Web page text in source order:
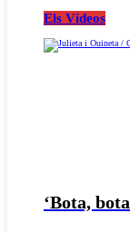
Els Vídeos
‘Bota,